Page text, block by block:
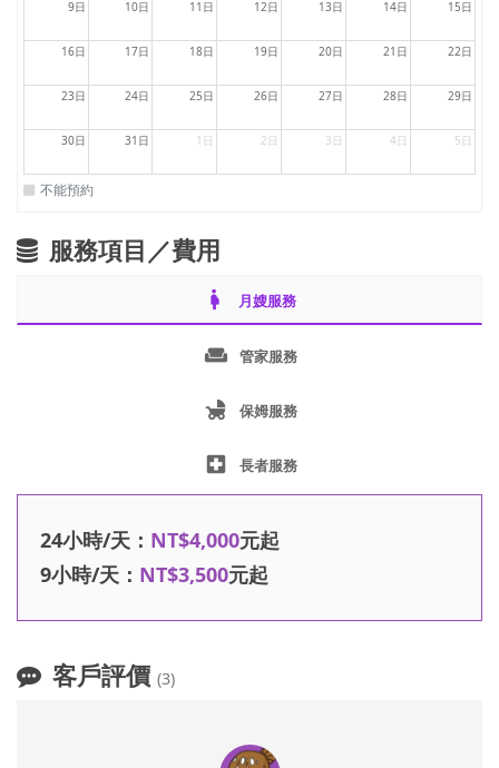
9日 10日 11日 12日 13日 14日 15日
16日 17日 18日 19日 20日 21日 22日
23日 24日 25日 26日 27日 28日 29日
30日 31日 1日 2日 3日 4日 5日
不能預約
服務項目／費用
pregnant_woman 月嫂服務
weekend 管家服務
child_friendly 保姆服務
local_hospital 長者服務
24小時/天： NT$4,000元起
9小時/天： NT$3,500元起
客戶評價 (3)